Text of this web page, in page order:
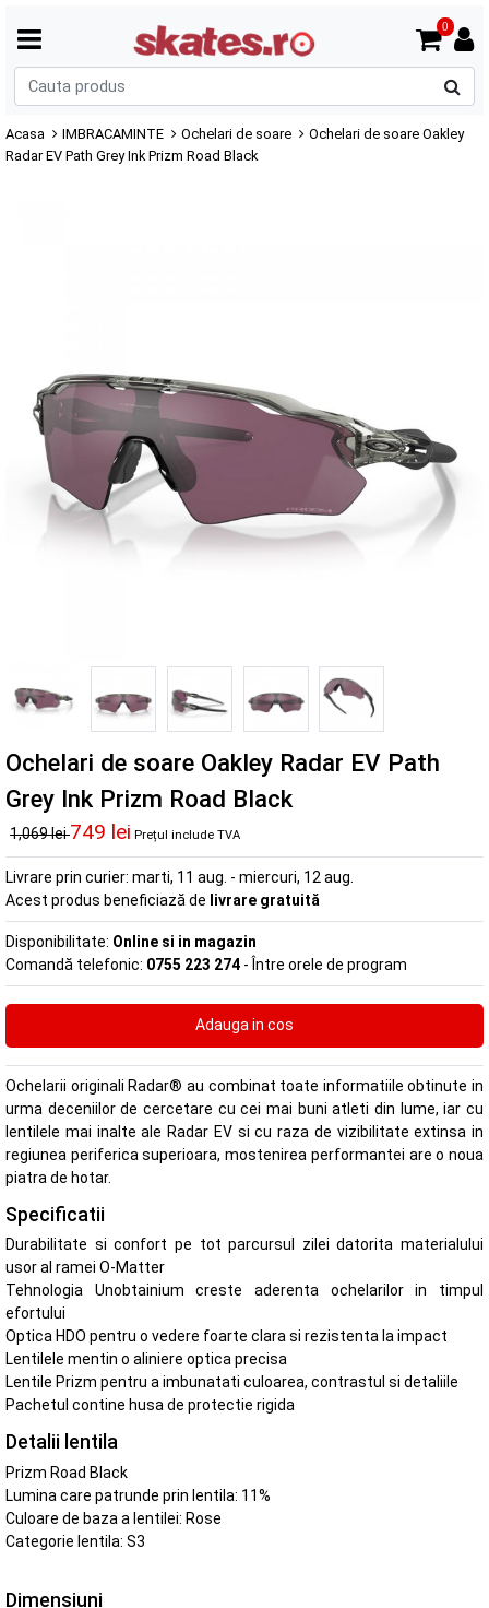
0
Acasa IMBRACAMINTE Ochelari de soare
Ochelari de soare Oakley
Radar EV Path Grey Ink Prizm Road Black
Ochelari de soare Oakley Radar EV Path
Grey Ink Prizm Road Black
1,069 lei749 lei Prețul include TVA
Livrare prin curier: marti, 11 aug. - miercuri, 12 aug.
Acest produs beneficiază de livrare gratuită
Disponibilitate: Online si in magazin
Comandă telefonic: 0755 223 274 - Între orele de program
Ochelarii originali Radar® au combinat toate informatiile obtinute in
urma deceniilor de cercetare cu cei mai buni atleti din lume, iar cu
lentilele mai inalte ale Radar EV si cu raza de vizibilitate extinsa in
regiunea periferica superioara, mostenirea performantei are o noua
piatra de hotar.
Specificatii
Durabilitate si confort pe tot parcursul zilei datorita materialului
usor al ramei O-Matter
Tehnologia Unobtainium creste aderenta ochelarilor in timpul
efortului
Optica HDO pentru o vedere foarte clara si rezistenta la impact
Lentilele mentin o aliniere optica precisa
Lentile Prizm pentru a imbunatati culoarea, contrastul si detaliile
Pachetul contine husa de protectie rigida
Detalii lentila
Prizm Road Black
Lumina care patrunde prin lentila: 11%
Culoare de baza a lentilei: Rose
Categorie lentila: S3
Dimensiuni